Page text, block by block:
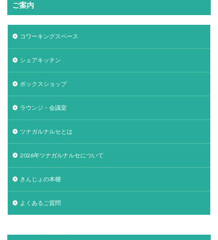
ご案内
コワーキングスペース
シェアキッチン
ボックスショップ
ラウンジ・会議室
ツナガルナルセとは
2026年ツナガルナルセについて
きんじょの本棚
よくあるご質問